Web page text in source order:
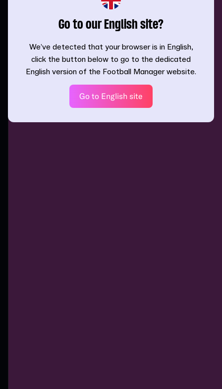
Go to our English site?
We’ve detected that your browser is in English,
click the button below to go to the dedicated
English version of the Football Manager website.
Go to English site